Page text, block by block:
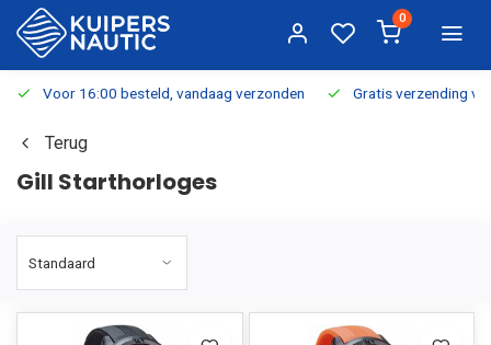
0
Voor 16:00 besteld, vandaag verzonden Gratis verzending
Terug
Gill Starthorloges